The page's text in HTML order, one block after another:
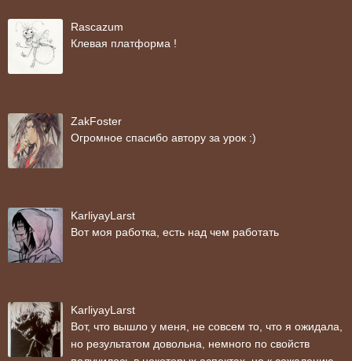
Rascazum
Клевая платформа !
ZakFoster
Огромное спасибо автору за урок :)
KarliyayLarst
Вот моя работка, есть над чем работать
KarliyayLarst
Вот, что вышло у меня, не совсем то, что я ожидала,
но результатом довольна, немного по свойств